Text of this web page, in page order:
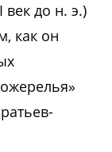
век до н. э.)
как он